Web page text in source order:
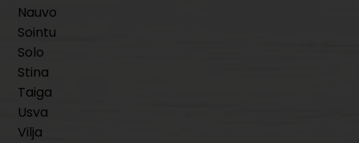
Nauvo
Sointu
Solo
Stina
Taiga
Usva
Vilja